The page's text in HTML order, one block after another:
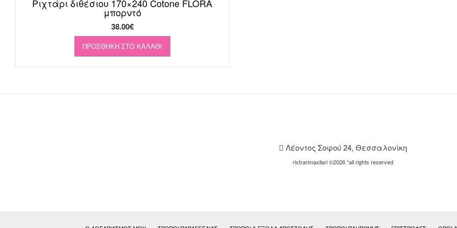
Ριχτάρι διθέσιου 170×240 Cotone FLORA
μπορντό
38.00€
ΠΡΟΣΘΉΚΗ ΣΤΟ ΚΑΛΆΘΙ
Λέοντος Σοφού 24, Θεσσαλονίκη
rixtrarimaxilari ©2026 *all rights reserved